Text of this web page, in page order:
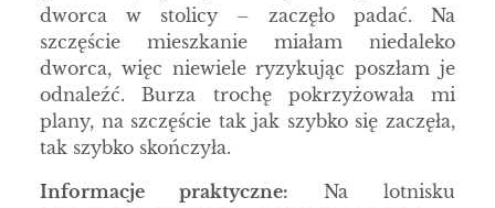
dworca w stolicy – zaczęło padać. Na
szczęście mieszkanie miałam niedaleko
dworca, więc niewiele ryzykując poszłam je
odnaleźć. Burza trochę pokrzyżowała mi
plany, na szczęście tak jak szybko się zaczęła,
tak szybko skończyła.
Informacje praktyczne: Na lotnisku